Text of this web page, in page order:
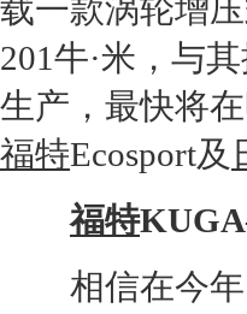
载一款涡轮增
201牛·米，与
生产，最快将
福特Ecosport及
福特
相信在今年